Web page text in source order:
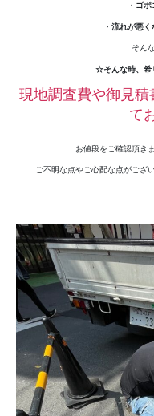
・ ゴポ
・ 流れが悪く
そん
☆そんな時、希
現地調査費や御見
て
お値段をご確認頂き
ご不明な点やご心配な点がござ